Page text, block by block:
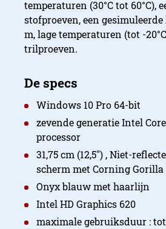
temperaturen (30°C tot 60°C),
stofproeven, een gesimuleerde
m, lage temperaturen (tot -
trilproeven.
Windows 10 Pro 64-bit
zevende generatie Intel
processor
31,75 cm (12,5″) , Niet-
scherm met Corning Gorilla
Onyx blauw met haarlijn
Intel HD Graphics 620
maximale gebruiksduur :